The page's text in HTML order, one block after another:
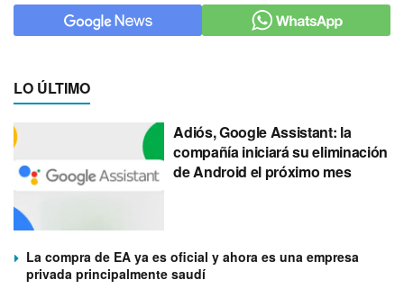
LO ÚLTIMO
Adiós, Google Assistant: la
compañía iniciará su eliminación
de Android el próximo mes
La compra de EA ya es oficial y ahora es una empresa
privada principalmente saudí